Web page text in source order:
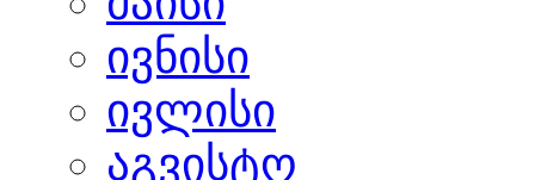
ივნისი
ივლისი
აგვისტო